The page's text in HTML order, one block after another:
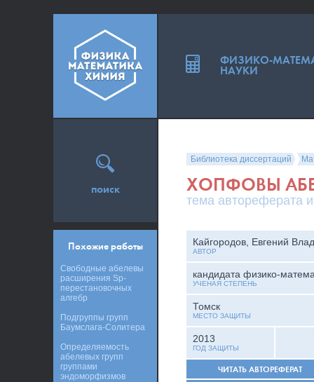
Библиотека диссертаций
ХОПФОВЫ
тема автореферата
Кайгородов, Евгений
АВТОР
кандидата физико-
УЧЕНАЯ СТЕПЕНЬ
Томск
МЕСТО ЗАЩИТЫ
2013
ГОД ЗАЩИТЫ
ЧИТАТЬ АВТОРЕФЕРАТ
поиск
Похожие работы
Свободные абелевы
расширения Sp-
перестановочных
алгебр
Подгруппы групп
Баумслага-Солитера
Определяемость
абелевых групп
группами
эндоморфизмов
ФИЗИКО-
НАУКИ